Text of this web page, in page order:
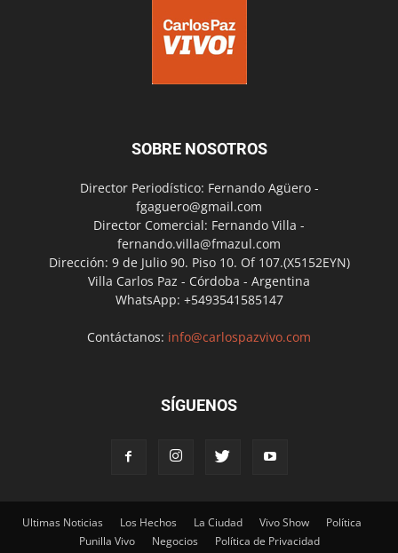
SOBRE NOSOTROS
Director Periodístico: Fernando Agüero -
fgaguero@gmail.com
Director Comercial: Fernando Villa -
fernando.villa@fmazul.com
Dirección: 9 de Julio 90. Piso 10. Of 107.(X5152EYN)
Villa Carlos Paz - Córdoba - Argentina
WhatsApp: +5493541585147
Contáctanos: info@carlospazvivo.com
SÍGUENOS
Ultimas Noticias Los Hechos La Ciudad Vivo Show
Política
Punilla Vivo
Negocios Política de Privacidad